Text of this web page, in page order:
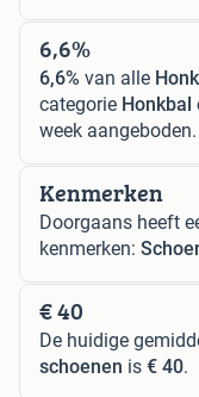
6,6%
6,6% van alle
categorie Honkbal
week aangeboden.
Kenmerken
Doorgaans heeft
kenmerken:
€ 40
De huidige
schoenen is € 40.